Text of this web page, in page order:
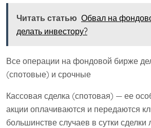
Читать статью Обвал на
делать инвестору?
Все операции на фондовой бирже
(спотовые) и срочные
Кассовая сделка (спотовая) — ее
акции оплачиваются и передаются
большинстве случаев в сутки сделки